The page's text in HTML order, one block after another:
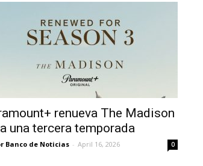
renueva The Madison
una tercera temporada
Banco de Noticias - April 16, 2026 0